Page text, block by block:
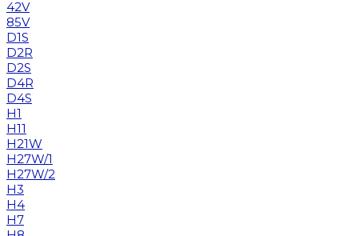
42V
85V
D1S
D2R
D2S
D4R
D4S
H1
H11
H21W
H27W/1
H27W/2
H3
H4
H7